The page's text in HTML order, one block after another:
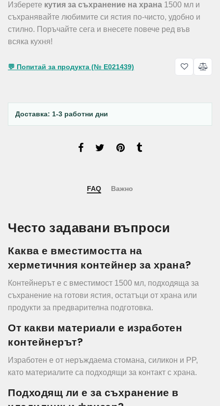
Изберете кутия за съхранение на храна 1500 мл и
съхранявайте любимите си ястия по-чисто, удобно и
стилно. Поръчайте сега и внесете повече ред във
всяка кухня!
💬 Попитай за продукта (№ E021439)
Доставка: 1-3 работни дни
FAQ Важно
Често задавани въпроси
Каква е вместимостта на
херметичния контейнер за храна?
Контейнерът е с вместимост 1500 мл, подходяща за
съхранение на готови ястия, остатъци от храна или
продукти за предварителна подготовка.
От какви материали е изработен
контейнерът?
Изработен е от неръждаема стомана, силикон и PP,
като материалите са подходящи за контакт с храна.
Подходящ ли е за съхранение в